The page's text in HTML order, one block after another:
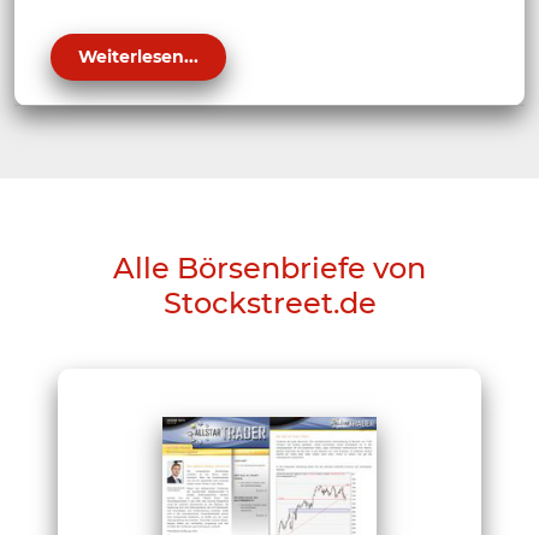
Weiterlesen...
Alle Börsenbriefe von
Stockstreet.de